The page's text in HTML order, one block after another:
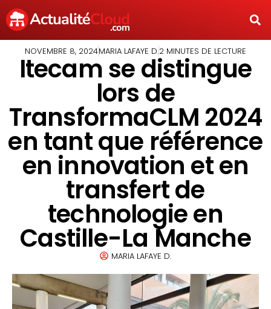
NOVEMBRE 8, 2024MARIA LAFAYE D.2 MINUTES DE LECTURE
Itecam se distingue
lors de
TransformaCLM 2024
en tant que référence
en innovation et en
transfert de
technologie en
Castille-La Manche
MARIA LAFAYE D.